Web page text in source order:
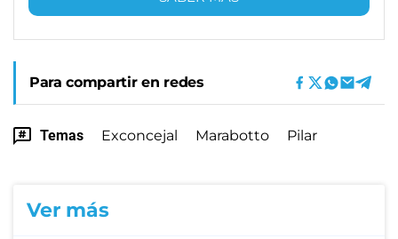
Para compartir en redes
Temas Exconcejal Marabotto Pilar
Ver más